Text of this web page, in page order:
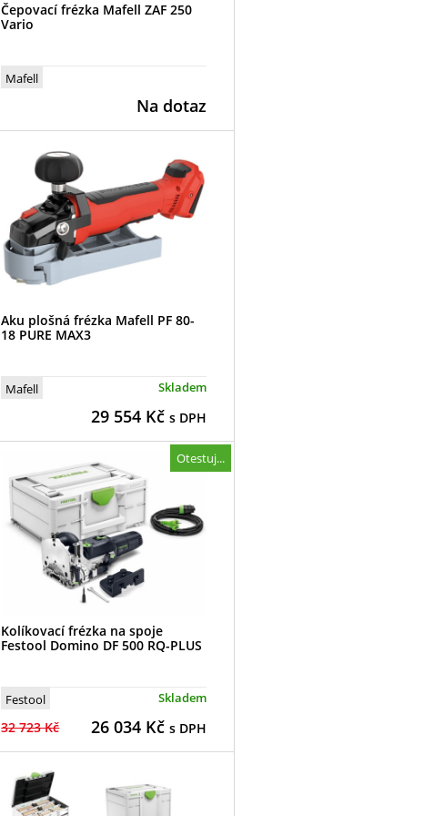
Čepovací frézka Mafell ZAF 250
Vario
Mafell
Na dotaz
Aku plošná frézka Mafell PF 80-
18 PURE MAX3
Mafell Skladem
29 554 Kčs DPH
Otestuj...
Kolíkovací frézka na spoje
Festool Domino DF 500 RQ-PLUS
Festool Skladem
32 723 Kč 26 034 Kčs DPH